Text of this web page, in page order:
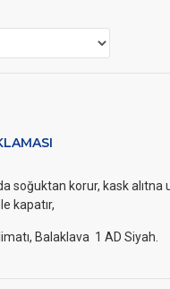
soğuktan korur, kask
kapatır,
Balaklava 1 AD Siyah.